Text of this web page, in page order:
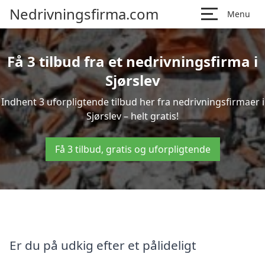
Nedrivningsfirma.com Menu
Få 3 tilbud fra et nedrivningsfirma i
Sjørslev
Indhent 3 uforpligtende tilbud her fra nedrivningsfirmaer i
Sjørslev – helt gratis!
Få 3 tilbud, gratis og uforpligtende
Er du på udkig efter et pålideligt